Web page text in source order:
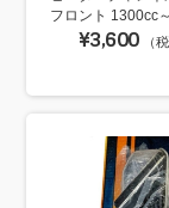
フロント 1300cc～
¥3,600 （